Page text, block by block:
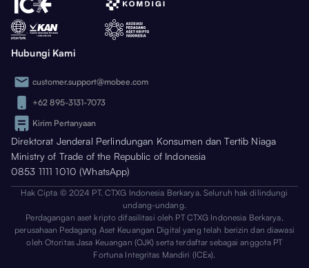
Hubungi Kami
customer.support@mobee.com
+62 895-3131-7073
Kirim Pertanyaan
Direktorat Jenderal Perlindungan Konsumen dan Tertib Niaga
Ministry of Trade of the Republic of Indonesia
0853 1111 1010 (WhatsApp)
Hak Cipta © 2024 PT. CTXG Indonesia Berkarya. Seluruh hak dilindungi
undang-undang.
Perdagangan aset kripto difasilitasi oleh PT CTXG Indonesia Berkarya,
perusahaan Pedagang Aset Keuangan Digital yang telah berizin dan diawasi
oleh Otoritas Jasa Keuangan (OJK) serta terdaftar sebagai anggota PT
Fortuna Integritas Mandiri (ICEx).